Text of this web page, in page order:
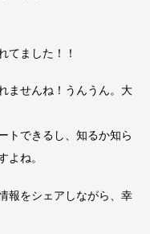
てました！！
ませんね！うんうん。大
トできるし、知るか知ら
よね。
報をシェアしながら、幸